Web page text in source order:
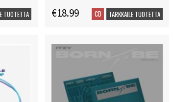
TUOTETTA €18.99 CD TARKKAILE TUOTETTA